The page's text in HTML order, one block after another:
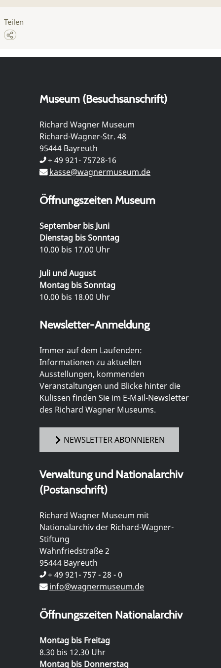
Teilen
Museum (Besuchsanschrift)
Richard Wagner Museum
Richard-Wagner-Str. 48
95444 Bayreuth
+ 49 921- 75728-16
kasse@wagnermuseum.de
Öffnungszeiten Museum
September bis Juni
Dienstag bis Sonntag
10.00 bis 17.00 Uhr
Juli und August
Montag bis Sonntag
10.00 bis 18.00 Uhr
Newsletter-Anmeldung
Immer auf dem Laufenden:
Informationen zu aktuellen
Ausstellungen, kommenden
Veranstaltungen und Blicke hinter die
Kulissen finden Sie im E-Mail-Newsletter
des Richard Wagner Museums.
NEWSLETTER ABONNIEREN
Verwaltung und Nationalarchiv
(Postanschrift)
Richard Wagner Museum mit
Nationalarchiv der Richard-Wagner-
Stiftung
Wahnfriedstraße 2
95444 Bayreuth
+ 49 921- 757 - 28 - 0
info@wagnermuseum.de
Öffnungszeiten Nationalarchiv
Montag bis Freitag
8.30 bis 12.30 Uhr
Montag bis Donnerstag